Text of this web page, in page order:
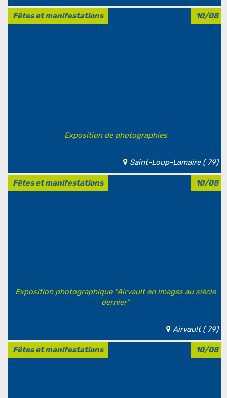
10/08
Fêtes et manifestations
Exposition de photographies
Saint-Loup-Lamaire ( 79)
10/08
Fêtes et manifestations
Exposition photographique "Airvault en images au siècle
dernier"
Airvault ( 79)
10/08
Fêtes et manifestations